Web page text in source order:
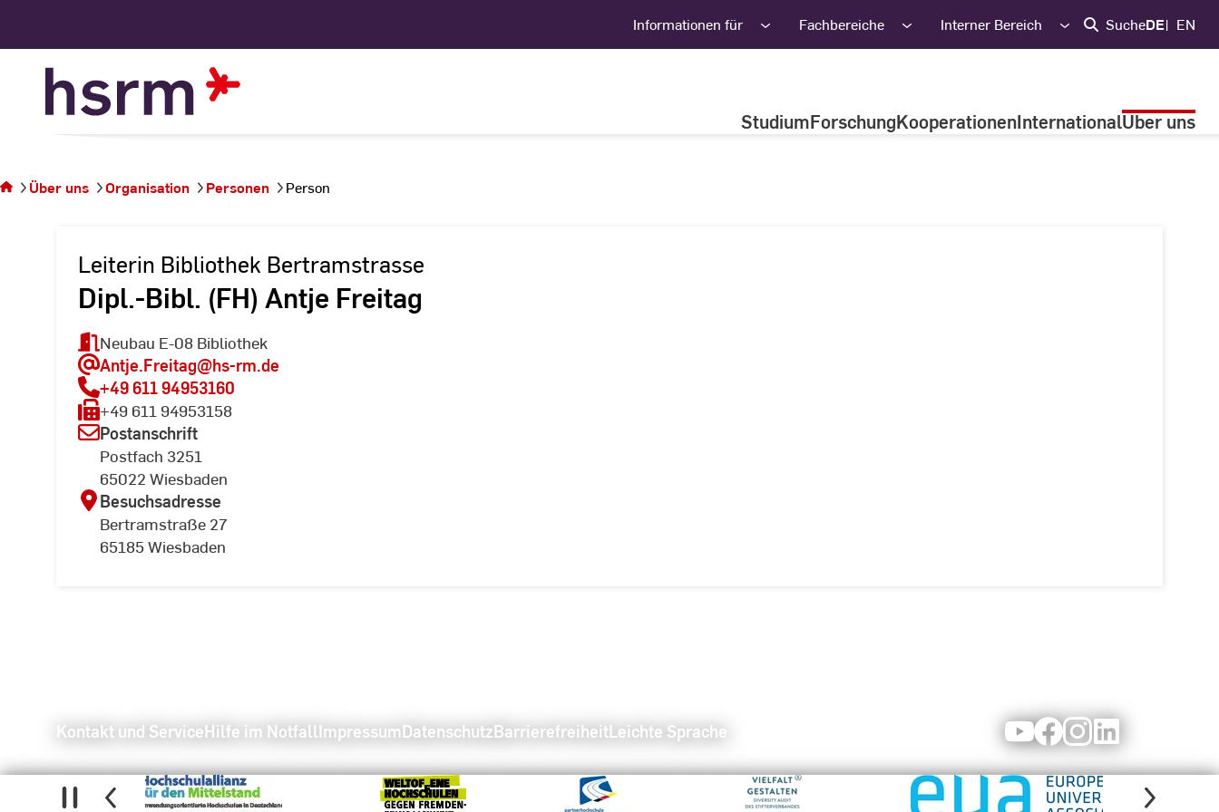
Informationen für Fachbereiche Interner Bereich SucheDE EN
StudiumForschungKooperationenInternationalÜber uns
sich auf
der
Über uns Organisation Personen Person
Leiterin Bibliothek Bertramstrasse
Dipl.-Bibl. (FH) Antje Freitag
Neubau E-08 Bibliothek
Antje.Freitag@hs-rm.de
+49 611 94953160
+49 611 94953158
Postanschrift
Postfach 3251
65022 Wiesbaden
Besuchsadresse
Bertramstraße 27
65185 Wiesbaden
Kontakt und ServiceHilfe im NotfallImpressumDatenschutzBarrierefreiheitLeichte Sprache YoutubeFacebookInstagram